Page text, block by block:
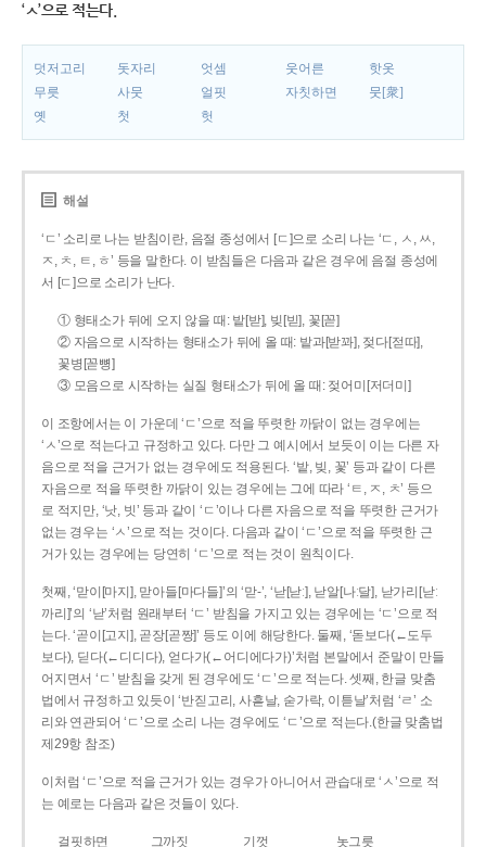
‘ㅅ’으로 적는다.
덧저고리 돗자리 엇셈 웃어른
핫옷
무릇
사뭇 얼핏 자칫하면
뭇[衆]
옛
첫 헛
해설
‘ㄷ’ 소리로 나는 받침이란, 음절 종성에서 [ㄷ]으로 소리 나는 ‘ㄷ, ㅅ, ㅆ,
ㅈ, ㅊ, ㅌ, ㅎ’ 등을 말한다. 이 받침들은 다음과 같은 경우에 음절 종성에
서 [ㄷ]으로 소리가 난다.
① 형태소가 뒤에 오지 않을 때: 밭[받], 빚[빋], 꽃[꼳]
② 자음으로 시작하는 형태소가 뒤에 올 때: 밭과[받꽈], 젖다[젇따],
꽃병[꼳뼝]
③ 모음으로 시작하는 실질 형태소가 뒤에 올 때: 젖어미[저더미]
이 조항에서는 이 가운데 ‘ㄷ’으로 적을 뚜렷한 까닭이 없는 경우에는
‘ㅅ’으로 적는다고 규정하고 있다. 다만 그 예시에서 보듯이 이는 다른 자
음으로 적을 근거가 없는 경우에도 적용된다. ‘밭, 빚, 꽃’ 등과 같이 다른
자음으로 적을 뚜렷한 까닭이 있는 경우에는 그에 따라 ‘ㅌ, ㅈ, ㅊ’ 등으
로 적지만, ‘낫, 빗’ 등과 같이 ‘ㄷ’이나 다른 자음으로 적을 뚜렷한 근거가
없는 경우는 ‘ㅅ’으로 적는 것이다. 다음과 같이 ‘ㄷ’으로 적을 뚜렷한 근
거가 있는 경우에는 당연히 ‘ㄷ’으로 적는 것이 원칙이다.
첫째, ‘맏이[마지], 맏아들[마다들]’의 ‘맏-’, ‘낟[낟ː], 낟알[나ː달], 낟가리[낟ː
까리]’의 ‘낟’처럼 원래부터 ‘ㄷ’ 받침을 가지고 있는 경우에는 ‘ㄷ’으로 적
는다. ‘곧이[고지], 곧장[곧짱]’ 등도 이에 해당한다. 둘째, ‘돋보다(←도두
보다), 딛다(←디디다), 얻다가(←어디에다가)’처럼 본말에서 준말이 만들
어지면서 ‘ㄷ’ 받침을 갖게 된 경우에도 ‘ㄷ’으로 적는다. 셋째, 한글 맞춤
법에서 규정하고 있듯이 ‘반짇고리, 사흗날, 숟가락, 이튿날’처럼 ‘ㄹ’ 소
리와 연관되어 ‘ㄷ’으로 소리 나는 경우에도 ‘ㄷ’으로 적는다.(한글 맞춤법
제29항 참조)
이처럼 ‘ㄷ’으로 적을 근거가 있는 경우가 아니어서 관습대로 ‘ㅅ’으로 적
는 예로는 다음과 같은 것들이 있다.
걸핏하면 그까짓 기껏
놋그릇